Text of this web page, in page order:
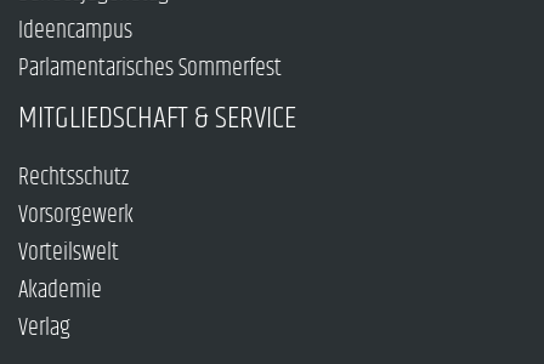
Ideencampus
Parlamentarisches Sommerfest
MITGLIEDSCHAFT & SERVICE
Rechtsschutz
Vorsorgewerk
Vorteilswelt
Akademie
Verlag